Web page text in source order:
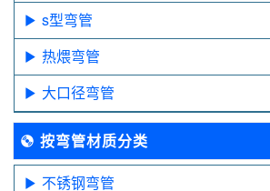
s型弯管
热煨弯管
大口径弯管
按弯管材质分类
不锈钢弯管